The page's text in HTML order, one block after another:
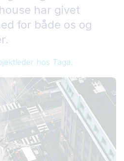
har givet
for både os og
hos Taga.